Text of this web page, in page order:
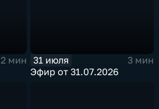
2 мин
31 июля
3 мин
Эфир от 31.07.2026